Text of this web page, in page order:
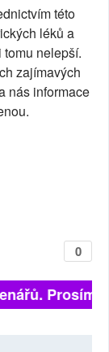
této
léků a
nelepší.
zajímavých
nás informace
0